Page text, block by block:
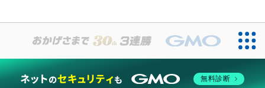
無料診断